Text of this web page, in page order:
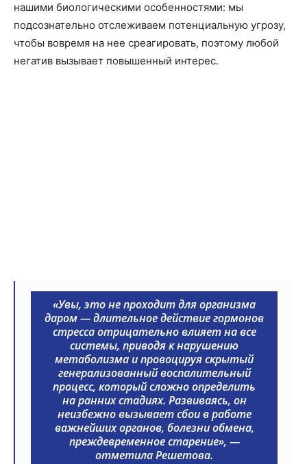
нашими биологическими особенностями: мы
подсознательно отслеживаем потенциальную угрозу,
чтобы вовремя на нее среагировать, поэтому любой
негатив вызывает повышенный интерес.
«Увы, это не проходит для организма
даром — длительное действие гормонов
стресса отрицательно влияет на все
системы, приводя к нарушению
метаболизма и провоцируя скрытый
генерализованный воспалительный
процесс, который сложно определить
на ранних стадиях. Развиваясь, он
неизбежно вызывает сбои в работе
важнейших органов, болезни обмена,
преждевременное старение», —
отметила Решетова.